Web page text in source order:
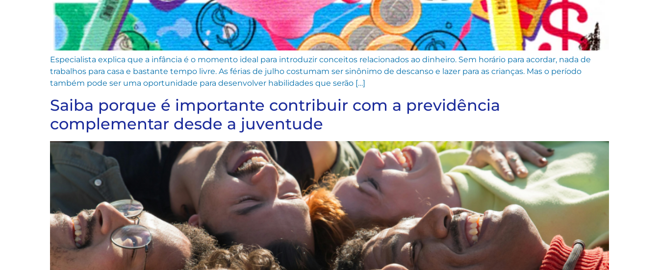
Especialista explica que a infância é o momento ideal para introduzir conceitos relacionados ao dinheiro. Sem horário para acordar, nada de
trabalhos para casa e bastante tempo livre. As férias de julho costumam ser sinônimo de descanso e lazer para as crianças. Mas o período
também pode ser uma oportunidade para desenvolver habilidades que serão […]
Saiba porque é importante contribuir com a previdência
complementar desde a juventude